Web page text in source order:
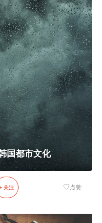
国都市文化
关注 ♡ 点赞